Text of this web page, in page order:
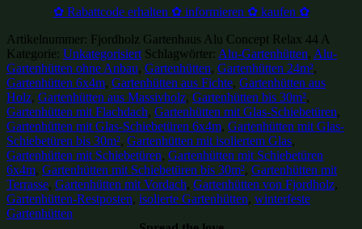
✿ Rabattcode erhalten ✿ informieren ✿ kaufen ✿
Artikelnummer: Fjordholz Gartenhaus Alu Concept Relax 44 A
Kategorie: Unkategorisiert Schlagwörter: Alu-Gartenhütten, Alu-
Gartenhütten ohne Anbau, Gartenhütten, Gartenhütten 24m²,
Gartenhütten 6x4m, Gartenhütten aus Fichte, Gartenhütten aus
Holz, Gartenhütten aus Massivholz, Gartenhütten bis 30m²,
Gartenhütten mit Flachdach, Gartenhütten mit Glas-Schiebetüren,
Gartenhütten mit Glas-Schiebetüren 6x4m, Gartenhütten mit Glas-
Schiebetüren bis 30m², Gartenhütten mit isoliertem Glas,
Gartenhütten mit Schiebetüren, Gartenhütten mit Schiebetüren
6x4m, Gartenhütten mit Schiebetüren bis 30m², Gartenhütten mit
Terrasse, Gartenhütten mit Vordach, Gartenhütten von Fjordholz,
Gartenhütten-Restposten, isolierte Gartenhütten, winterfeste
Gartenhütten